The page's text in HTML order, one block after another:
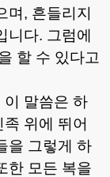
며 , 흔들리지
니다. 그럼에
할 수 있다고
이 말씀은 하
위에 뛰어
을 그렇게 하
한 모든 복을